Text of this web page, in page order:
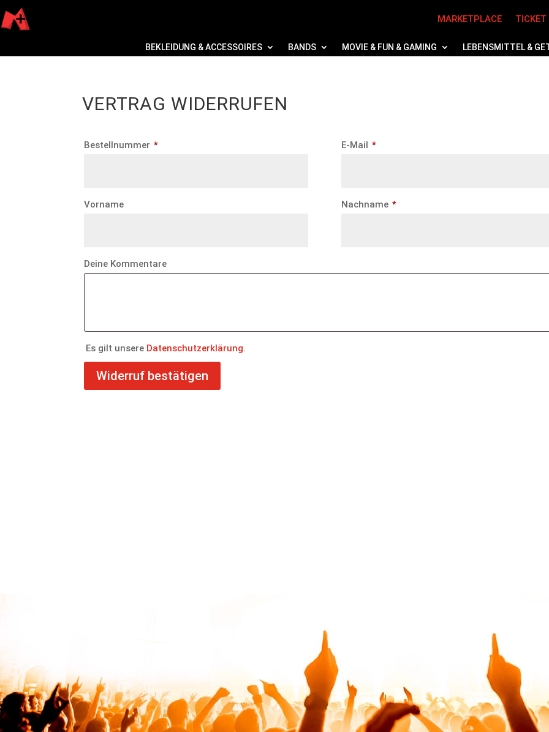
MARKETPLACE
BEKLEIDUNG & ACCESSOIRES BANDS MOVIE & FUN & GAMING LEBENSMITTEL &
VERTRAG WIDERRUFEN
Bestellnummer *erforderlich E-Mail *erforderlich
Vorname Nachname *erforderlich
Page URI *erforderlich
Deine Kommentare
Es gilt unsere Datenschutzerklärung.
Widerruf bestätigen